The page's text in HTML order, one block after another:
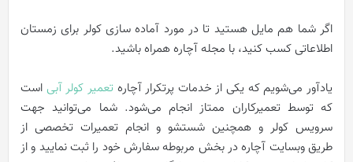
اگر شما هم مایل هستید تا در مورد آماده سازی کولر برای زمستان
اطلاعاتی کسب کنید، با مجله آچاره همراه باشید.
یادآور می‌شویم که یکی از خدمات پرتکرار آچارهتعمیر کولر آبی است
که توسط تعمیرکاران ممتاز انجام می‌شود. شما می‌توانید جهت
سرویس کولر و همچنین شستشو و انجام تعمیرات تخصصی از
طریق وبسایت آچاره در بخش مربوطه سفارش خود را ثبت نمایید و از